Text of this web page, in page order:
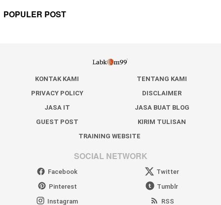
POPULER POST
KONTAK KAMI
TENTANG KAMI
PRIVACY POLICY
DISCLAIMER
JASA IT
JASA BUAT BLOG
GUEST POST
KIRIM TULISAN
TRAINING WEBSITE
SOCIAL NETWORK
Facebook
Twitter
Pinterest
Tumblr
Instagram
RSS